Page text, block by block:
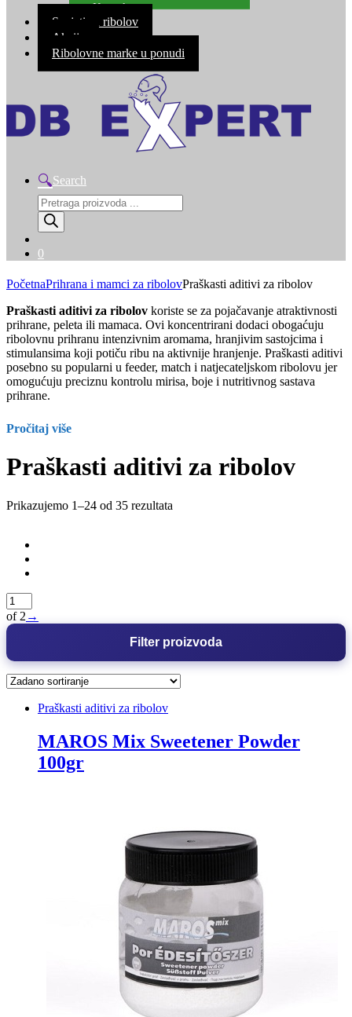
Kontakt
Savjeti za ribolov
Akcija
Ribolovne marke u ponudi
Search
Products
search
0
PočetnaPrihrana i mamci za ribolovPraškasti aditivi za ribolov
Praškasti aditivi za ribolov koriste se za pojačavanje atraktivnosti
prihrane, peleta ili mamaca. Ovi koncentrirani dodaci obogaćuju
ribolovnu prihranu intenzivnim aromama, hranjivim sastojcima i
stimulansima koji potiču ribu na aktivnije hranjenje. Praškasti aditivi
posebno su popularni u feeder, match i natjecateljskom ribolovu jer
omogućuju preciznu kontrolu mirisa, boje i nutritivnog sastava
prihrane.
Pročitaj više
Praškasti aditivi za ribolov
Prikazujemo 1–24 od 35 rezultata
Filter proizvoda
of 2 →
Praškasti aditivi za ribolov
MAROS Mix Sweetener Powder
100gr